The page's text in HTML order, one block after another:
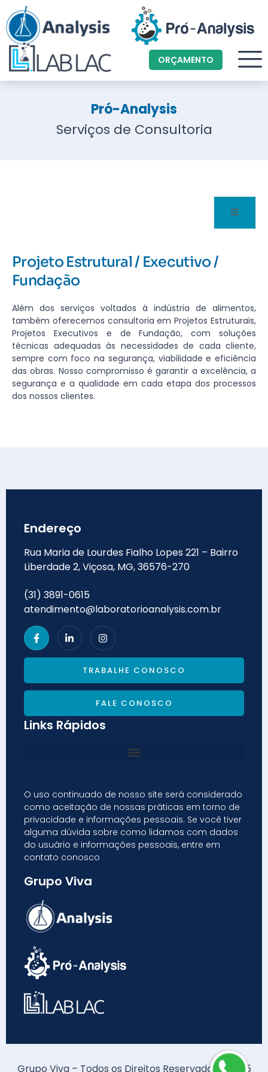
ORÇAMENTO
Pró-Analysis
Serviços de Consultoria
Projeto Estrutural / Executivo /
Fundação
Além dos serviços voltados à indústria de alimentos,
também oferecemos consultoria em Projetos Estruturais,
Projetos Executivos e de Fundação, com soluções
técnicas adequadas às necessidades de cada cliente,
sempre com foco na segurança, viabilidade e eficiência
das obras. Nosso compromisso é garantir a excelência, a
segurança e a qualidade em cada etapa dos processos
dos nossos clientes.
Endereço
Rua Maria de Lourdes Fialho Lopes 221 – Bairro
Liberdade 2, Viçosa, MG, 36576-270
(31) 3891-0615
atendimento@laboratorioanalysis.com.br
TRABALHE CONOSCO
FALE CONOSCO
Links Rápidos
O uso continuado de nosso site será considerado
como aceitação de nossas práticas em torno de
privacidade e informações pessoais. Se você tiver
alguma dúvida sobre como lidamos com dados
do usuário e informações pessoais, entre em
contato conosco
Grupo Viva
Grupo Viva – Todos os Direitos Reservados – 2025